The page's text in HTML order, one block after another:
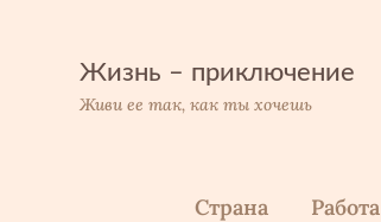
содержимомуЖизнь – приключение
Живи ее так, как ты хочешь
Страна Работа